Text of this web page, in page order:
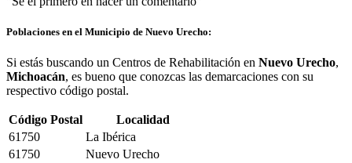
Poblaciones en el Municipio de Nuevo Urecho:
Si estás buscando un Centros de Rehabilitación en Nuevo Urecho,
Michoacán, es bueno que conozcas las demarcaciones con su
respectivo código postal.
Código Postal
Localidad
61750
La Ibérica
61750
Nuevo Urecho